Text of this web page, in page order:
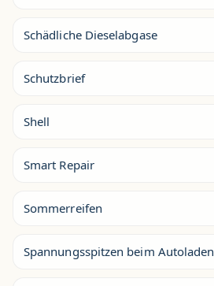
Schädliche Dieselabgase
Schutzbrief
Shell
Smart Repair
Sommerreifen
Spannungsspitzen beim Autoladen